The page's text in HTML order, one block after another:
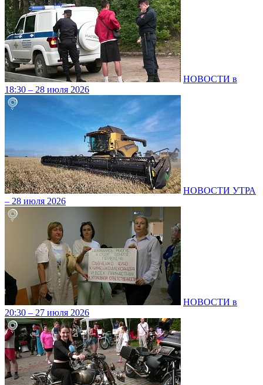
НОВОСТИ в
18:30 – 28 июля 2026
НОВОСТИ УТРА
– 28 июля 2026
НОВОСТИ в
20:30 – 27 июля 2026